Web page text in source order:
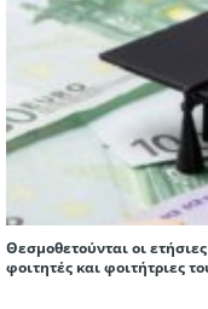
Θεσμοθετούνται οι
φοιτητές και φοιτήτριες